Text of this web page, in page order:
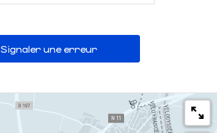
Signaler une erreur